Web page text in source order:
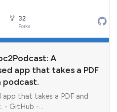
A
app that takes a PDF
podcast.
that takes a PDF and
- GitHub -